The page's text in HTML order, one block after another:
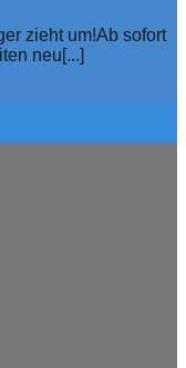
zieht um!Ab sofort
neu[...]